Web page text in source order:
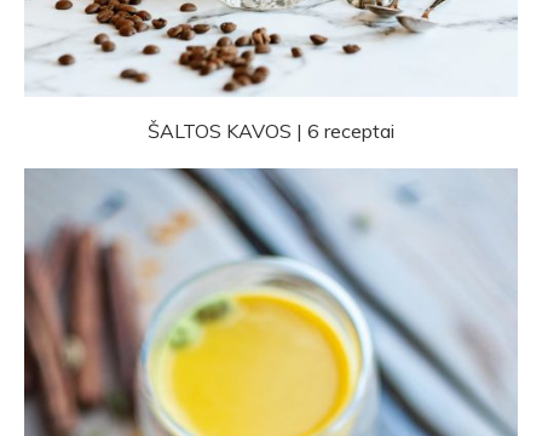
ŠALTOS KAVOS | 6 receptai